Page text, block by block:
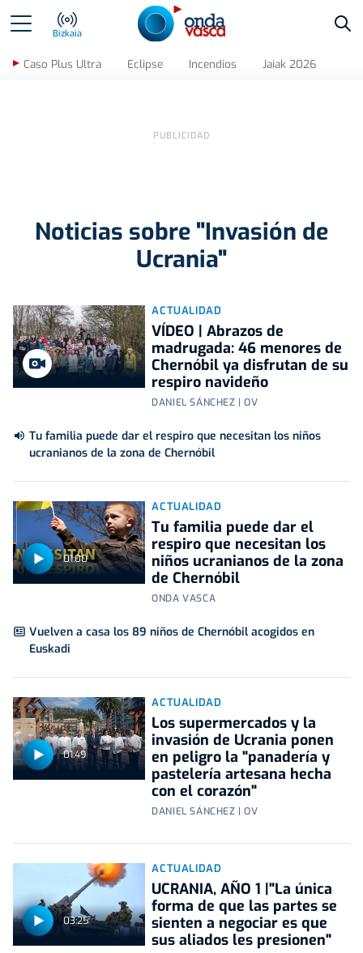
Bizkaia
Caso Plus Ultra Eclipse Incendios Jaiak 2026
Noticias sobre "Invasión de
Ucrania"
ACTUALIDAD
VÍDEO | Abrazos de
madrugada: 46 menores de
Chernóbil ya disfrutan de su
respiro navideño
DANIEL SÁNCHEZ | OV
Tu familia puede dar el respiro que necesitan los niños
ucranianos de la zona de Chernóbil
01:00
ACTUALIDAD
Tu familia puede dar el
respiro que necesitan los
niños ucranianos de la zona
de Chernóbil
ONDA VASCA
Vuelven a casa los 89 niños de Chernóbil acogidos en
Euskadi
01:49
ACTUALIDAD
Los supermercados y la
invasión de Ucrania ponen
en peligro la "panadería y
pastelería artesana hecha
con el corazón"
DANIEL SÁNCHEZ | OV
03:25
ACTUALIDAD
UCRANIA, AÑO 1 |"La única
forma de que las partes se
sienten a negociar es que
sus aliados les presionen"